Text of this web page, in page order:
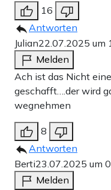
16
Antworten
Julian22.07.2025 um
Melden
Ach ist das Nicht
geschafft….der wird
wegnehmen
8
Antworten
Berti23.07.2025 um
Melden